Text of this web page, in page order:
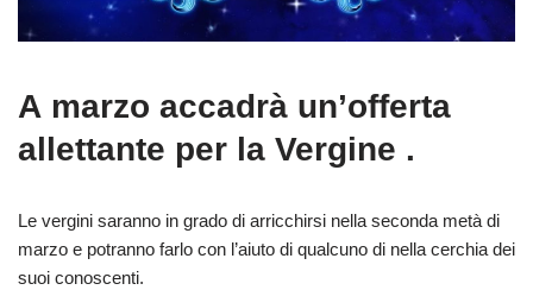
A marzo accadrà un’offerta
allettante per la Vergine .
Le vergini saranno in grado di arricchirsi nella seconda metà di
marzo e potranno farlo con l’aiuto di qualcuno di nella cerchia dei
suoi conoscenti.